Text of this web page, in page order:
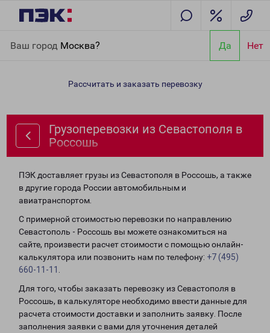
Ваш город Москва? Да Нет
Россошь
Рассчитать и заказать перевозку
Грузоперевозки из Севастополя в
Россошь
ПЭК доставляет грузы из Севастополя в Россошь, а также
в другие города России автомобильным и
авиатранспортом.
С примерной стоимостью перевозки по направлению
Севастополь - Россошь вы можете ознакомиться на
сайте, произвести расчет стоимости с помощью онлайн-
калькулятора или позвонить нам по телефону: +7 (495)
660-11-11
Для того, чтобы заказать перевозку из Севастополя в
Россошь, в калькуляторе необходимо ввести данные для
расчета стоимости доставки и заполнить заявку. После
заполнения заявки с вами для уточнения деталей